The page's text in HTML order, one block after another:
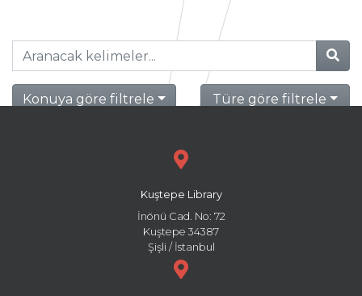
Konuya göre filtrele Türe göre filtrele
Kuştepe Library
İnönü Cad. No: 72
Kuştepe 34387
Şişli / İstanbul